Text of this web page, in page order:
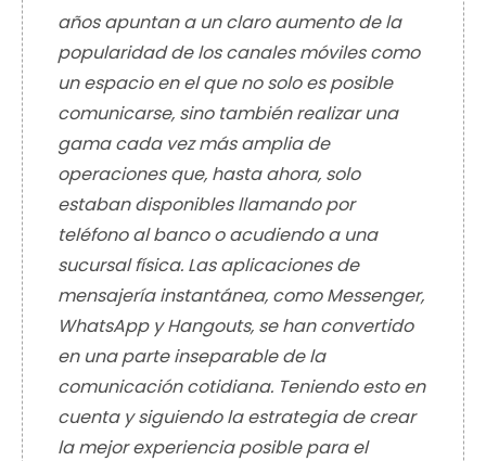
años apuntan a un claro aumento de la
popularidad de los canales móviles como
un espacio en el que no solo es posible
comunicarse, sino también realizar una
gama cada vez más amplia de
operaciones que, hasta ahora, solo
estaban disponibles llamando por
teléfono al banco o acudiendo a una
sucursal física. Las aplicaciones de
mensajería instantánea, como Messenger,
WhatsApp y Hangouts, se han convertido
en una parte inseparable de la
comunicación cotidiana. Teniendo esto en
cuenta y siguiendo la estrategia de crear
la mejor experiencia posible para el